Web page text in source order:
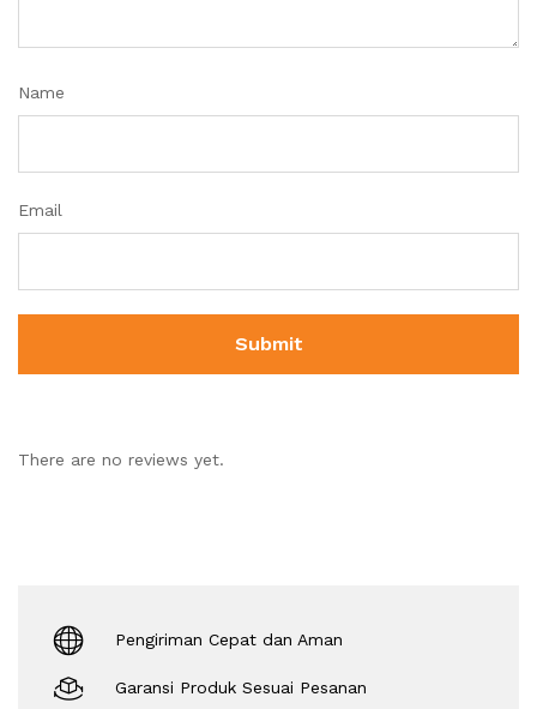
Name
Email
There are no reviews yet.
Pengiriman Cepat dan Aman
Garansi Produk Sesuai Pesanan